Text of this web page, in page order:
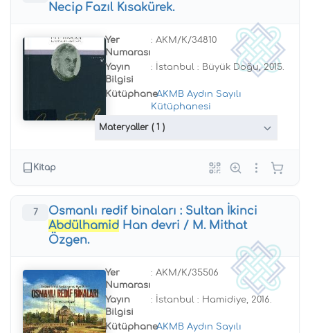
Necip Fazıl Kısakürek.
Yer
Numarası
: AKM/K/34810
Yayın
Bilgisi
: İstanbul : Büyük Doğu, 2015.
Kütüphane
:AKMB Aydın Sayılı
Kütüphanesi
Materyaller ( 1 )
Kitap
7
Osmanlı redif binaları : Sultan İkinci
Abdülhamid Han devri / M. Mithat
Özgen.
Yer
Numarası
: AKM/K/35506
Yayın
Bilgisi
: İstanbul : Hamidiye, 2016.
Kütüphane
:AKMB Aydın Sayılı